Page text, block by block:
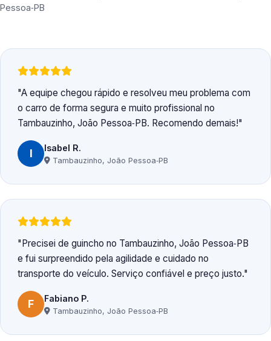
Pessoa‑PB
A equipe chegou rápido e resolveu meu problema com
o carro de forma segura e muito profissional no
Tambauzinho, João Pessoa‑PB. Recomendo demais!
I Isabel R.
Tambauzinho, João Pessoa‑PB
Precisei de guincho no Tambauzinho, João Pessoa‑PB
e fui surpreendido pela agilidade e cuidado no
transporte do veículo. Serviço confiável e preço justo.
F Fabiano P.
Tambauzinho, João Pessoa‑PB